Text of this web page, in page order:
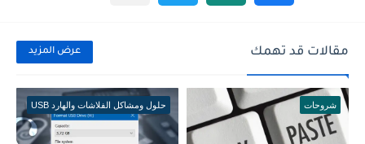
مقالات قد تهمك عرض المزيد
شروحات حلول ومشاكل الفلاشات والهارد USB